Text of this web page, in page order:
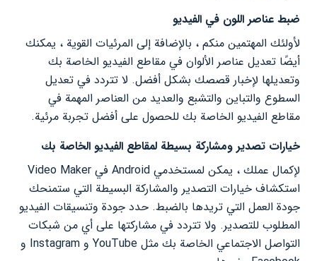
ضبط عناصر اللون في الفيديو
لأولئك المهتمين منكم ، بالإضافة إلى المرئيات القوية ، يمكنك
أيضًا تعديل عناصر الألوان في مقاطع الفيديو الخاصة بك
وتعديلها لإخبار قصصك بشكل أفضل. لا تتردد في تعديل
السطوع والتباين والتشبع والعديد من العناصر المهمة في
مقاطع الفيديو الخاصة بك للحصول على أفضل تجربة مرئية.
خيارات تصدير ومشاركة بسيطة لمقاطع الفيديو الخاصة بك
لإكمال عملك ، يمكن لمستخدمي Android في Video Maker
استكشاف خيارات التصدير والمشاركة البسيطة التي ستمنحك
جودة العمل التي تريدها بالضبط. حدد جودة وتنسيقات الفيديو
المطلوب للتصدير. ولا تتردد في مشاركتها على أي من شبكات
التواصل الاجتماعي الخاصة بك مثل YouTube و Instagram و